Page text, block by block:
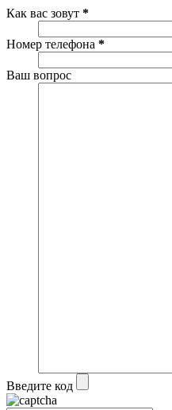
Как вас зовут *
Номер телефона *
Ваш вопрос
Введите код